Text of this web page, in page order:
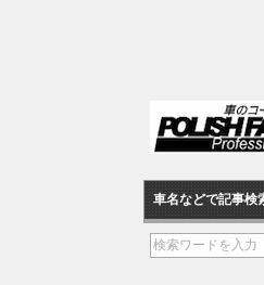
車名などで記事検